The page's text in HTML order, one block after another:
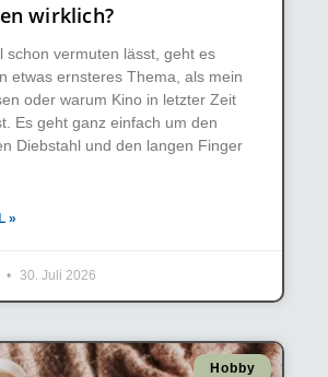
wirklich?
schon vermuten lässt, geht es
etwas ernsteres Thema, als mein
oder warum Kino in letzter Zeit
Es geht ganz einfach um den
Diebstahl und den langen Finger
»
30. Juli 2026
Hobby